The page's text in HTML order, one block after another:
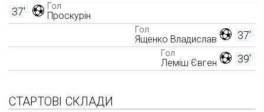
Гол
Проскурін
37'
37'
Гол
Ященко Владислав
39'
Гол
Леміш Євген
СТАРТОВІ СКЛАДИ